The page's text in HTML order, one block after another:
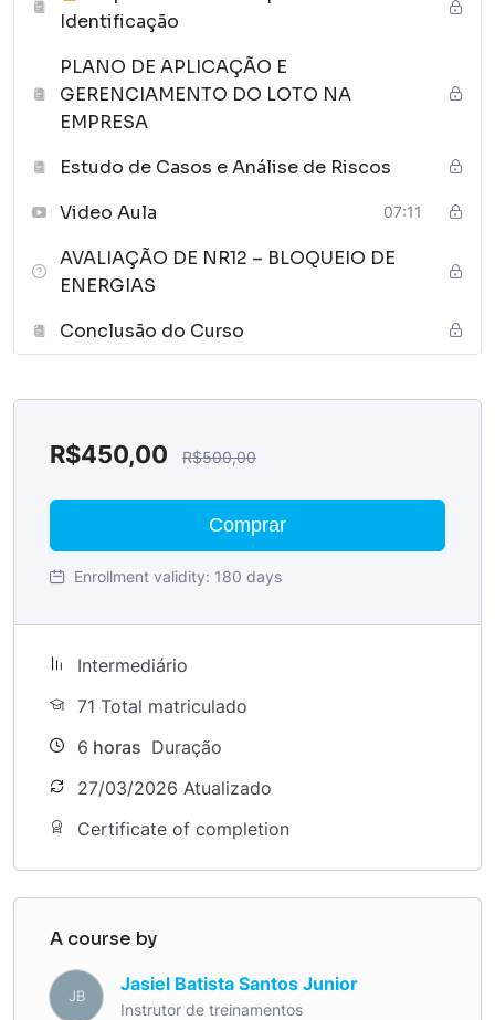
Identificação
PLANO DE APLICAÇÃO E
GERENCIAMENTO DO LOTO NA
EMPRESA
Estudo de Casos e Análise de Riscos
Video Aula
07:11
AVALIAÇÃO DE NR12 – BLOQUEIO DE
ENERGIAS
Conclusão do Curso
R$450,00 R$500,00
Comprar
Enrollment validity: 180 days
Intermediário
71 Total matriculado
6 horas Duração
27/03/2026 Atualizado
Certificate of completion
A course by
JB
Jasiel Batista Santos Junior
Instrutor de treinamentos